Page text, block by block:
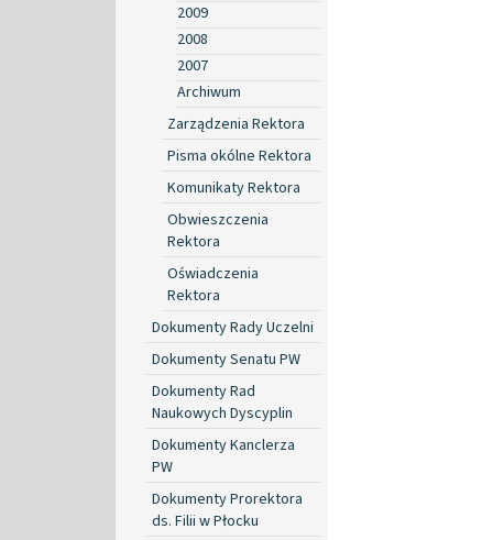
2009
2008
2007
Archiwum
Zarządzenia Rektora
Pisma okólne Rektora
Komunikaty Rektora
Obwieszczenia
Rektora
Oświadczenia
Rektora
Dokumenty Rady Uczelni
Dokumenty Senatu PW
Dokumenty Rad
Naukowych Dyscyplin
Dokumenty Kanclerza
PW
Dokumenty Prorektora
ds. Filii w Płocku